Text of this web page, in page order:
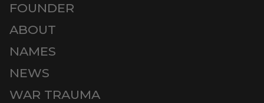
FOUNDER
ABOUT
NAMES
NEWS
WAR TRAUMA